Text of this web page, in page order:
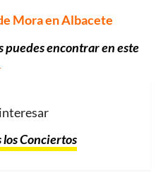
Mora en Albacete
puedes encontrar en este
Conciertos